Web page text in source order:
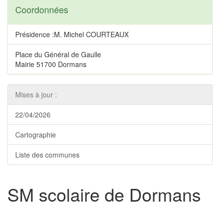
Coordonnées
Présidence :M. Michel COURTEAUX
Place du Général de Gaulle
Mairie 51700 Dormans
Mises à jour :
22/04/2026
Cartographie
Liste des communes
SM scolaire de Dormans